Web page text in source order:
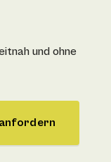
und ohne